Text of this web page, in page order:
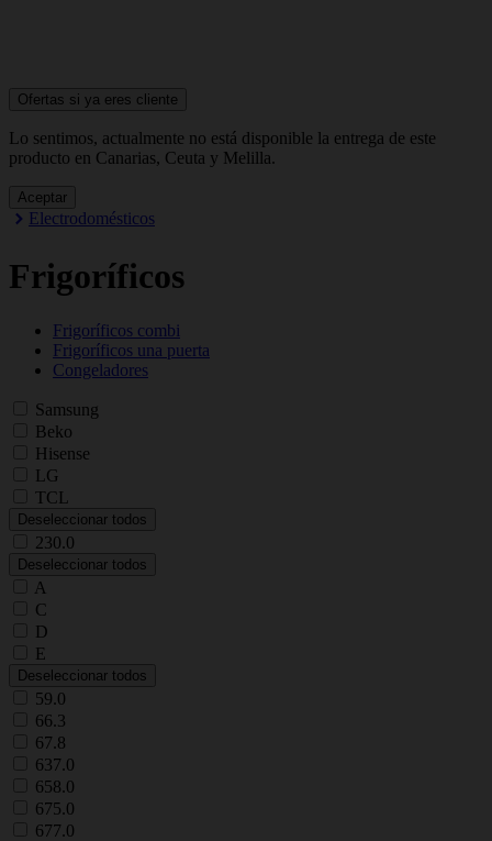
Ofertas si ya eres cliente
Lo sentimos, actualmente no está disponible la entrega de este
producto en Canarias, Ceuta y Melilla.
Aceptar
Electrodomésticos
Frigoríficos
Frigoríficos combi
Frigoríficos una puerta
Congeladores
Samsung
Beko
Hisense
LG
TCL
Deseleccionar todos
230.0
Deseleccionar todos
A
C
D
E
Deseleccionar todos
59.0
66.3
67.8
637.0
658.0
675.0
677.0